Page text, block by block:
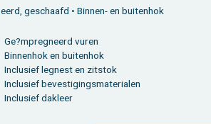
ge­schaafd • Bin­nen- en bui­ten­hok
Ge?mpreg­neerd vuren
Bin­nen­hok en bui­ten­hok
In­clu­sief leg­nest en zit­stok
In­clu­sief be­ves­ti­gings­ma­te­ri­a­len
In­clu­sief dak­leer